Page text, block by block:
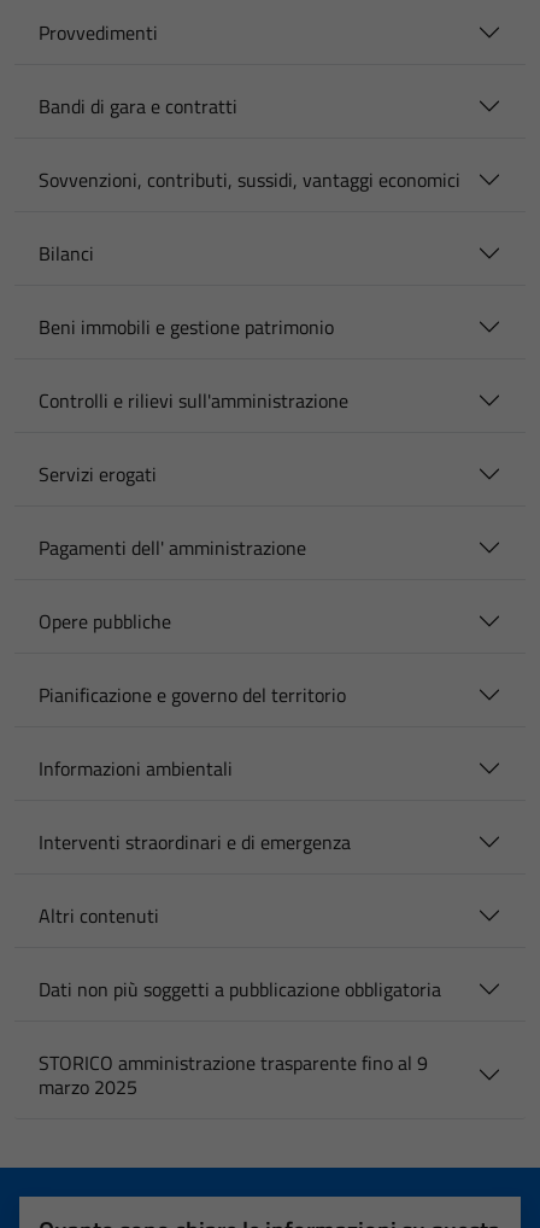
Provvedimenti
Bandi di gara e contratti
Sovvenzioni, contributi, sussidi, vantaggi economici
Bilanci
Beni immobili e gestione patrimonio
Controlli e rilievi sull'amministrazione
Servizi erogati
Pagamenti dell' amministrazione
Opere pubbliche
Pianificazione e governo del territorio
Informazioni ambientali
Interventi straordinari e di emergenza
Altri contenuti
Dati non più soggetti a pubblicazione obbligatoria
STORICO amministrazione trasparente fino al 9
marzo 2025